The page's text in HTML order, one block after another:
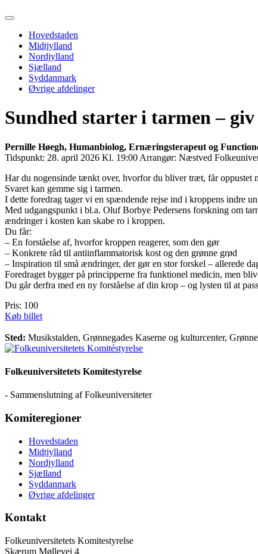
Primary
Hovedstaden
Midtjylland
Nordjylland
Sjælland
Syddanmark
Øvrige afdelinger
Sundhed starter i tarmen –
Pernille Høegh, Humanbiolog, Ernæringsterapeut og
Tidspunkt: 28. april 2026 Kl. 19:00 Arrangør: Næstved
Har du nogensinde tænkt over, hvorfor du bliver træt, får oppustet
Svaret kan gemme sig i tarmen.
I dette foredrag tager vi en spændende rejse ind i kroppens indre
Med udgangspunkt i bl.a. Oluf Borbye Pedersens forskning om
ændringer i kosten kan skabe ro i kroppen.
Du får:
– En forståelse af, hvorfor kroppen reagerer, som den gør
– Konkrete råd til antiinflammatorisk kost og den grønne grød
– Inspiration til små ændringer, der gør en stor forskel – allerede
Foredraget bygger på principperne fra funktionel medicin, men
Du går derfra med en ny forståelse af din krop – og lysten til at
Pris: 100
Køb billet
Sted: Musikstalden, Grønnegades Kaserne og kulturcenter,
Folkeuniversitetets Komitestyrelse
- Sammenslutning af Folkeuniversiteter
Komiteregioner
Hovedstaden
Midtjylland
Nordjylland
Sjælland
Syddanmark
Øvrige afdelinger
Kontakt
Folkeuniversitetets Komitestyrelse
Skærum Møllevej 4